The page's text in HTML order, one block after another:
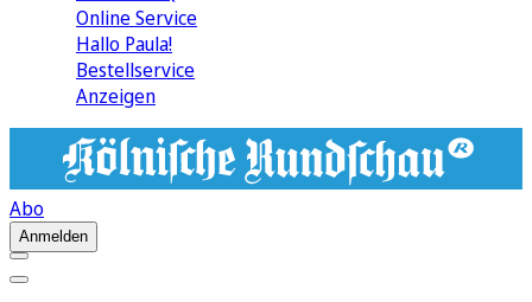
Online Service
Hallo Paula!
Bestellservice
Anzeigen
Abo
Anmelden